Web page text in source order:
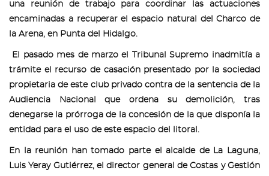
una reunión de trabajo para coordinar las actuaciones
encaminadas a recuperar el espacio natural del Charco de
la Arena, en Punta del Hidalgo.
El pasado mes de marzo el Tribunal Supremo inadmitía a
trámite el recurso de casación presentado por la sociedad
propietaria de este club privado contra de la sentencia de la
Audiencia Nacional que ordena su demolición, tras
denegarse la prórroga de la concesión de la que disponía la
entidad para el uso de este espacio del litoral.
En la reunión han tomado parte el alcalde de La Laguna,
Luis Yeray Gutiérrez, el director general de Costas y Gestión